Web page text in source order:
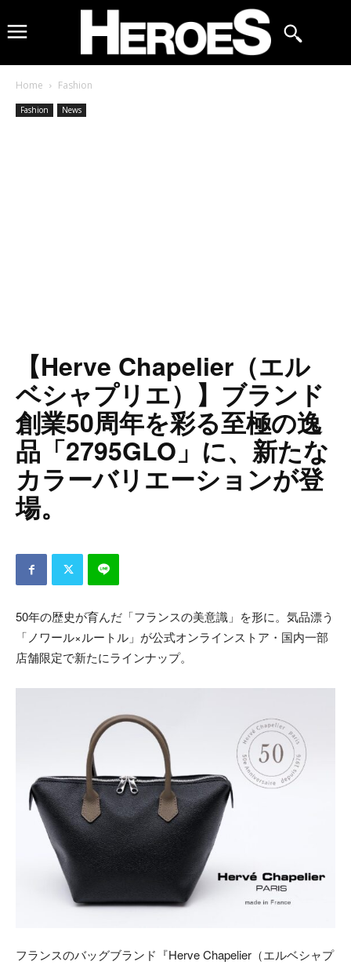
Home Fashion
Fashion News
【Herve Chapelier（エル
ベシャプリエ）】ブランド
創業50周年を彩る至極の逸
品「2795GLO」に、新たな
カラーバリエーションが登
場。
50年の歴史が育んだ「フランスの美意識」を形に。気品漂う
「ノワール×ルートル」が公式オンラインストア・国内一部
店舗限定で新たにラインナップ。
フランスのバッグブランド『Herve Chapelier（エルベシャプ